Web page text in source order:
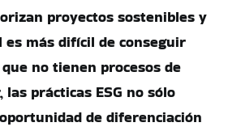
proyectos sostenibles y
es más difícil de conseguir
no tienen procesos de
prácticas ESG no sólo
de diferenciación